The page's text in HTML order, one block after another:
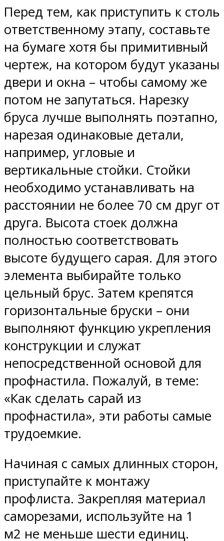
Перед тем, как приступить к столь
ответственному этапу, составьте
на бумаге хотя бы примитивный
чертеж, на котором будут указаны
двери и окна – чтобы самому же
потом не запутаться. Нарезку
бруса лучше выполнять поэтапно,
нарезая одинаковые детали,
например, угловые и
вертикальные стойки. Стойки
необходимо устанавливать на
расстоянии не более 70 см друг от
друга. Высота стоек должна
полностью соответствовать
высоте будущего сарая. Для этого
элемента выбирайте только
цельный брус. Затем крепятся
горизонтальные бруски – они
выполняют функцию укрепления
конструкции и служат
непосредственной основой для
профнастила. Пожалуй, в теме:
«Как сделать сарай из
профнастила», эти работы самые
трудоемкие.
Начиная с самых длинных сторон,
приступайте к монтажу
профлиста. Закрепляя материал
саморезами, используйте на 1
м2 не меньше шести единиц.